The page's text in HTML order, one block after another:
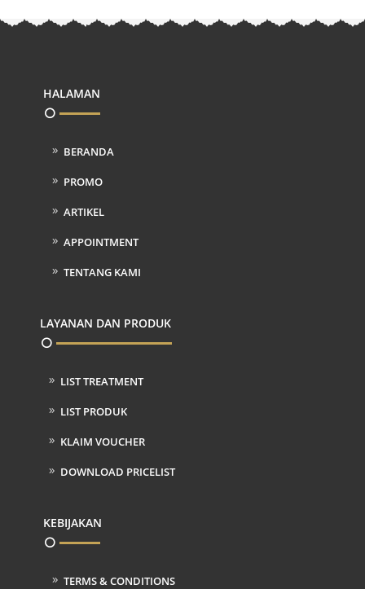
HALAMAN
BERANDA
PROMO
ARTIKEL
APPOINTMENT
TENTANG KAMI
LAYANAN DAN PRODUK
LIST TREATMENT
LIST PRODUK
KLAIM VOUCHER
DOWNLOAD PRICELIST
KEBIJAKAN
TERMS & CONDITIONS